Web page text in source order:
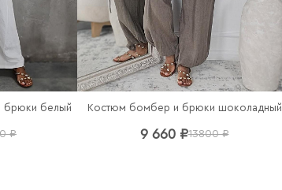
брюки белый
₽
Костюм бомбер и брюки шоколадный
9 660 ₽13800 ₽